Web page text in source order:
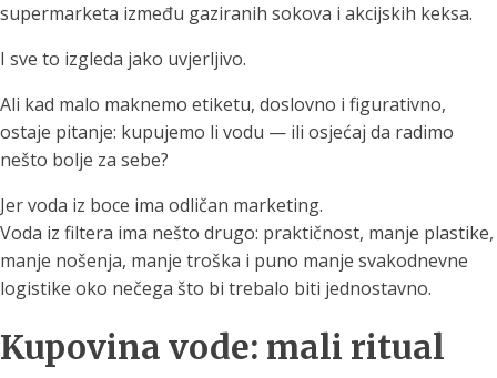
supermarketa između gaziranih sokova i akcijskih keksa.
I sve to izgleda jako uvjerljivo.
Ali kad malo maknemo etiketu, doslovno i figurativno,
ostaje pitanje: kupujemo li vodu — ili osjećaj da radimo
nešto bolje za sebe?
Jer voda iz boce ima odličan marketing.
Voda iz filtera ima nešto drugo: praktičnost, manje plastike,
manje nošenja, manje troška i puno manje svakodnevne
logistike oko nečega što bi trebalo biti jednostavno.
Kupovina vode: mali ritual